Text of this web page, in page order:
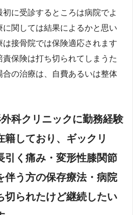
に受診するところは病院でよ
関しては結果によるかと思い
は接骨院では保険適応されます
保険は打ち切られてしまうた
の治療は、自費あるいは整体
科クリニックに勤務経験
籍しており、ギックリ
引く痛み・変形性膝関節
伴う方の保存療法・病院
切られたけど継続したい